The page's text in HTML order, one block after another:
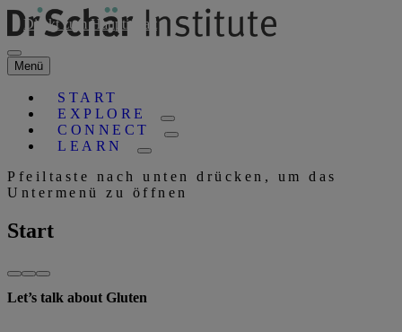
Direkt zum Hauptinhalt
Menü
START
EXPLORE
CONNECT
LEARN
Pfeiltaste nach unten drücken, um das
Untermenü zu öffnen
Start
Let’s talk about Gluten